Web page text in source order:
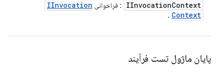
IInvocationContext : فراخوانی IInvocation
Context
.
پایان ماژول تست فرآیند